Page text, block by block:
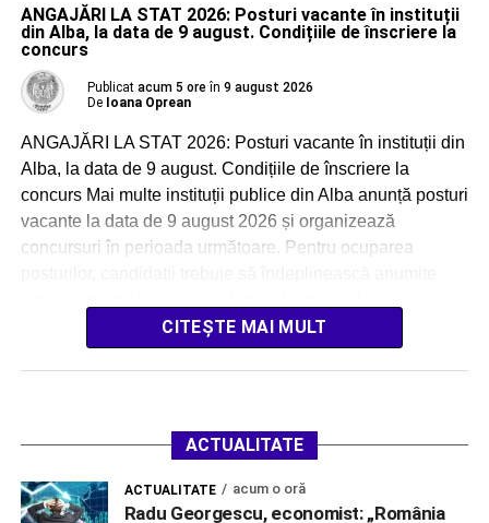
ANGAJĂRI LA STAT 2026: Posturi vacante în instituții
din Alba, la data de 9 august. Condițiile de înscriere la
concurs
Publicat acum 5 ore în 9 august 2026
De Ioana Oprean
ANGAJĂRI LA STAT 2026: Posturi vacante în instituții din
Alba, la data de 9 august. Condițiile de înscriere la
concurs Mai multe instituții publice din Alba anunță posturi
vacante la data de 9 august 2026 și organizează
concursuri în perioada următoare. Pentru ocuparea
CITEȘTE MAI MULT
ACTUALITATE
ACTUALITATE acum o oră
Radu Georgescu, economist: „România